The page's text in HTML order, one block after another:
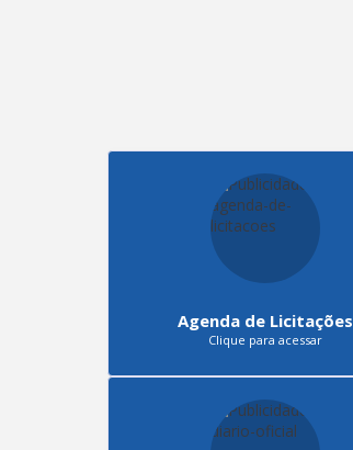
Agenda de Licitações
Clique para acessar